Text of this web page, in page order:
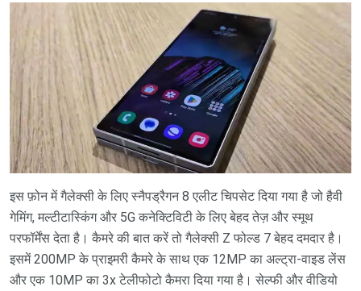
इस फ़ोन में गैलेक्सी के लिए स्नैपड्रैगन 8 एलीट चिपसेट दिया गया है जो हैवी
गेमिंग, मल्टीटास्किंग और 5G कनेक्टिविटी के लिए बेहद तेज़ और स्मूथ
परफॉर्मेंस देता है। कैमरे की बात करें तो गैलेक्सी Z फोल्ड 7 बेहद दमदार है।
इसमें 200MP के प्राइमरी कैमरे के साथ एक 12MP का अल्ट्रा-वाइड लेंस
और एक 10MP का 3x टेलीफोटो कैमरा दिया गया है। सेल्फी और वीडियो